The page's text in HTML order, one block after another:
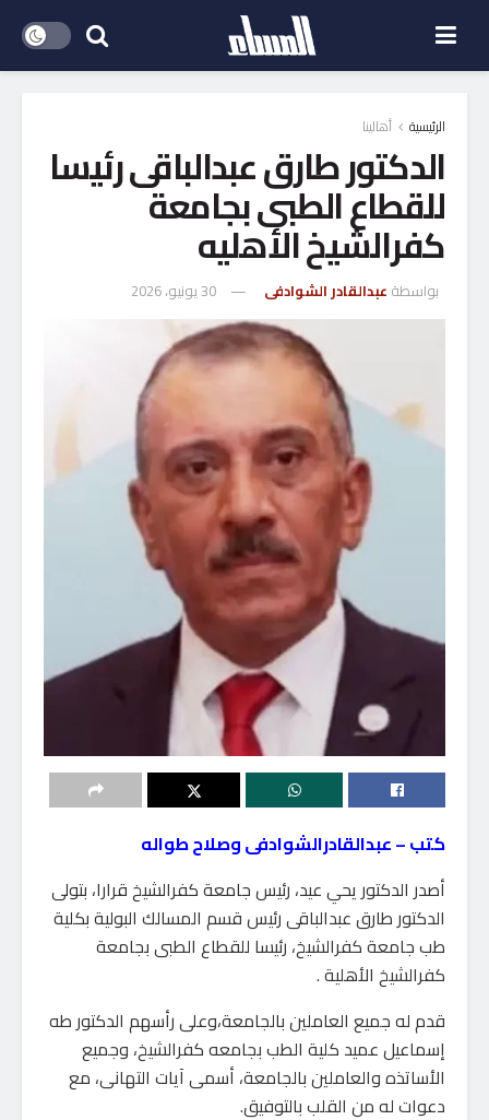
الرئيسية أهالينا
الدكتور طارق عبدالباقى رئيسا
للقطاع الطبى بجامعة
كفرالشيخ الأهليه
بواسطة عبدالقادر الشوادفى 30 يونيو، 2026
كتب – عبدالقادرالشوادفى وصلاح طواله
أصدر الدكتور يحي عيد، رئيس جامعة كفرالشيخ قرارا، بتولى
الدكتور طارق عبدالباقى رئيس قسم المسالك البولية بكلية
طب جامعة كفرالشيخ، رئيسا للقطاع الطبى بجامعة
كفرالشيخ الأهلية .
قدم له جميع العاملين بالجامعة،وعلى رأسهم الدكتور طه
إسماعيل عميد كلية الطب بجامعه كفرالشيخ، وجميع
الأساتذه والعاملين بالجامعة، أسمى آيات التهانى، مع
دعوات له من القلب بالتوفيق.